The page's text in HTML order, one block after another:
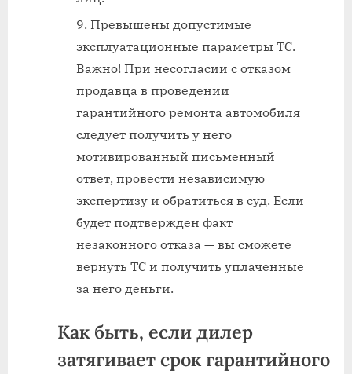
Превышены допустимые
эксплуатационные параметры ТС.
Важно! При несогласии с отказом
продавца в проведении
гарантийного ремонта автомобиля
следует получить у него
мотивированный письменный
ответ, провести независимую
экспертизу и обратиться в суд. Если
будет подтвержден факт
незаконного отказа — вы сможете
вернуть ТС и получить уплаченные
за него деньги.
Как быть, если дилер
затягивает срок гарантийного